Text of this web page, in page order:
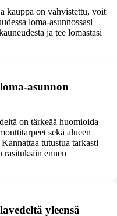
kauppa on vahvistettu, voit
loma-asunnossasi
ja tee lomastasi
asunnon
on tärkeää huomioida
sekä alueen
tutustua tarkasti
rasituksiin ennen
yleensä